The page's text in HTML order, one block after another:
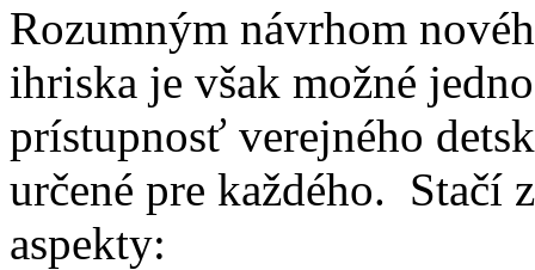
Rozumným návrhom
ihriska je však možné
prístupnosť verejného
určené pre každého. Stačí
aspekty: